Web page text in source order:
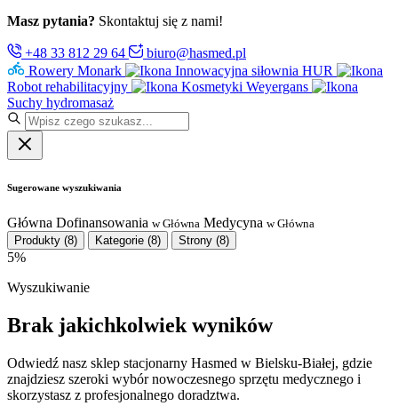
Masz pytania? Skontaktuj się z nami!
+48 33 812 29 64
biuro@hasmed.pl
Rowery Monark
Innowacyjna siłownia HUR
Robot rehabilitacyjny
Kosmetyki Weyergans
Suchy hydromasaż
Sugerowane wyszukiwania
Główna Dofinansowania w Główna Medycyna w Główna
Produkty (8) Kategorie (8) Strony (8)
5%
Wyszukiwanie
Brak jakichkolwiek wyników
Odwiedź nasz sklep stacjonarny Hasmed w Bielsku-Białej, gdzie
znajdziesz szeroki wybór nowoczesnego sprzętu medycznego i
skorzystasz z profesjonalnego doradztwa.